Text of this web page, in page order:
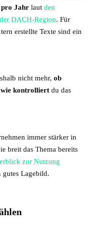
Jahr laut den
DACH-Region. Für
erstellte Texte sind ein
nicht mehr, ob
wie kontrolliert du das
immer stärker in
breit das Thema bereits
zur Nutzung
gutes Lagebild.